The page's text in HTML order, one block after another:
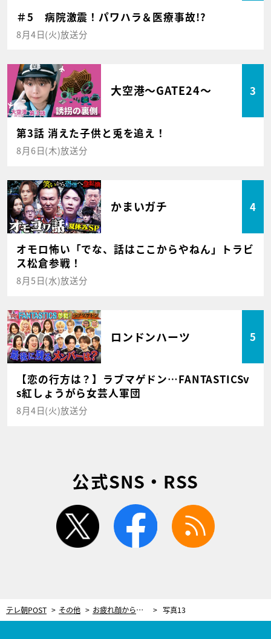
＃5 病院激震！パワハラ＆医療事故!?
8月4日(火)放送分
大空港～GATE24～ 3
第3話 消えた子供と兎を追え！
8月6日(木)放送分
かまいガチ 4
オモロ怖い「でな、話はここからやねん」トラビ
ス松倉参戦！
8月5日(水)放送分
ロンドンハーツ 5
【恋の行方は？】ラブマゲドン…FANTASTICSv
s紅しょうがら女芸人軍団
8月4日(火)放送分
公式SNS・RSS
twitter facebook
テレ朝POST その他 お疲れ顔から…輝く顔に！“ゴッドハンド”が教える、睡眠不足解消にも役立つSPケア 写真13